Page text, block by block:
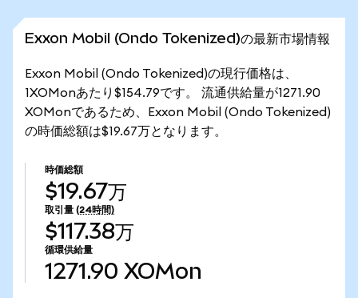
Exxon Mobil (Ondo Tokenized)の最新市場情報
Exxon Mobil (Ondo Tokenized)の現行価格は、
1XOMonあたり$154.79です。 流通供給量が1271.90
XOMonであるため、Exxon Mobil (Ondo Tokenized)
の時価総額は$19.67万となります。
時価総額
$19.67万
取引量 (24時間)
$117.38万
循環供給量
1271.90 XOMon